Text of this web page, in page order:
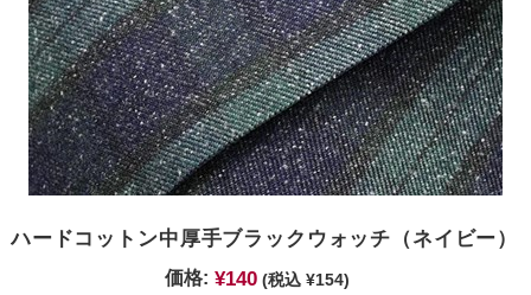
ハードコットン中厚手ブラックウォッチ（ネイビー）
価格: ¥140 (税込 ¥154)